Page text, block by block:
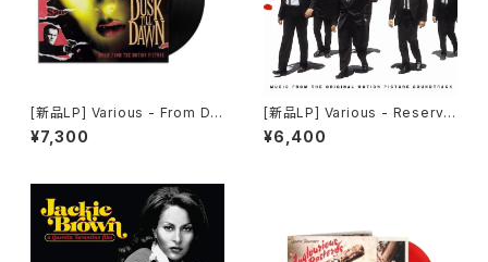
[新品LP] Various - From Du
sk Till Dawn (Music From
The Motion Picture) / フロ
¥7,300
[新品LP] Various - Reservoi
r Dogs (180g) / レザボア・ド
ッグス
¥6,400